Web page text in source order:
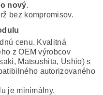
nový.
bez kompromisov.
cenu. Kvalitná
z OEM výrobcov
Matsushita, Ushio) s
autorizovaného
je minimálny.